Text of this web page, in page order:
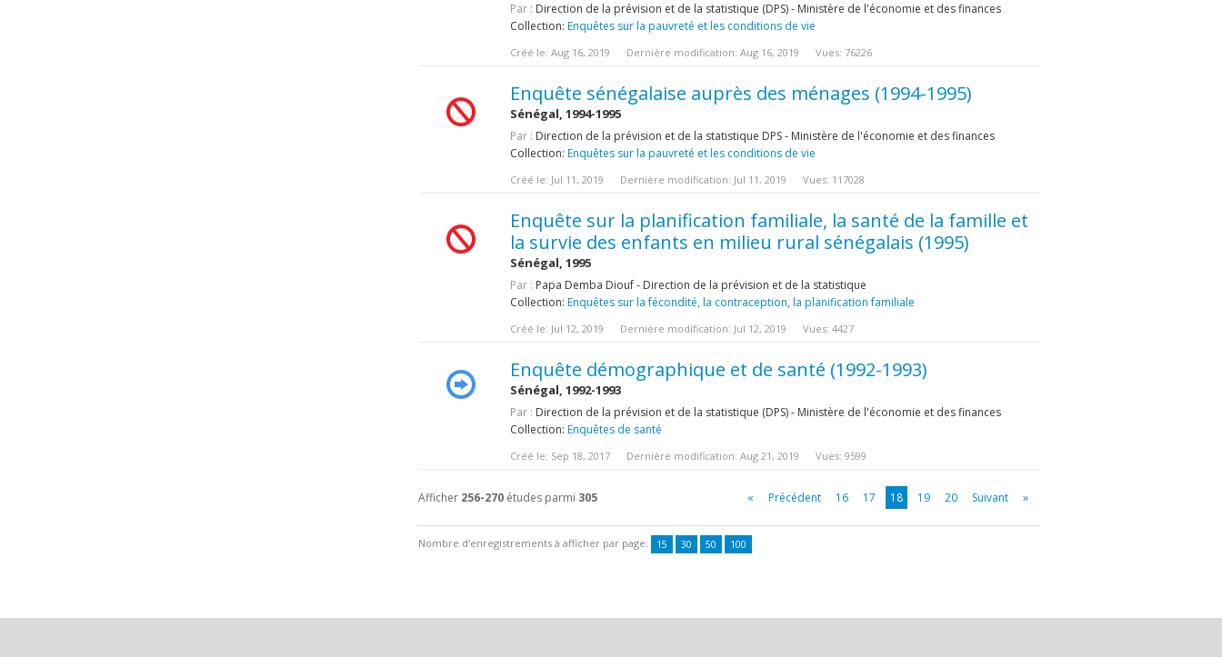
Par : Direction de la prévision et de la statistique (DPS) - Ministère de l'économie et des finances
Collection: Enquêtes sur la pauvreté et les conditions de vie
Créé le: Aug 16, 2019 Dernière modification: Aug 16, 2019 Vues: 76226
Enquête sénégalaise auprès des ménages (1994-1995)
Sénégal, 1994-1995
Par : Direction de la prévision et de la statistique DPS - Ministère de l'économie et des finances
Collection: Enquêtes sur la pauvreté et les conditions de vie
Créé le: Jul 11, 2019 Dernière modification: Jul 11, 2019 Vues: 117028
Enquête sur la planification familiale, la santé de la famille et
la survie des enfants en milieu rural sénégalais (1995)
Sénégal, 1995
Par : Papa Demba Diouf - Direction de la prévision et de la statistique
Collection: Enquêtes sur la fécondité, la contraception, la planification familiale
Créé le: Jul 12, 2019 Dernière modification: Jul 12, 2019 Vues: 4427
Enquête démographique et de santé (1992-1993)
Sénégal, 1992-1993
Par : Direction de la prévision et de la statistique (DPS) - Ministère de l'économie et des finances
Collection: Enquêtes de santé
Créé le: Sep 18, 2017 Dernière modification: Aug 21, 2019 Vues: 9599
Afficher 256-270études parmi 305 « Précédent 16 17 18 19 20 Suivant »
Nombre d'enregistrements à afficher par page: 15 30 50 100